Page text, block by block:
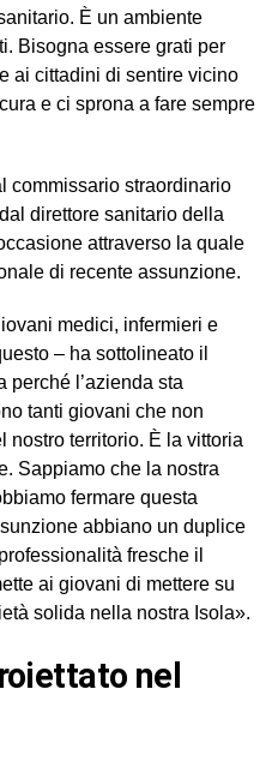
È un ambiente
Bisogna essere grati per
ai cittadini di sentire vicino
e ci sprona a fare sempre
commissario straordinario
direttore sanitario della
attraverso la quale
di recente assunzione.
medici, infermieri e
– ha sottolineato il
perché l’azienda sta
tanti giovani che non
nostro territorio. È la vittoria
Sappiamo che la nostra
fermare questa
abbiano un duplice
fresche il
ai giovani di mettere su
solida nella nostra Isola».
nel